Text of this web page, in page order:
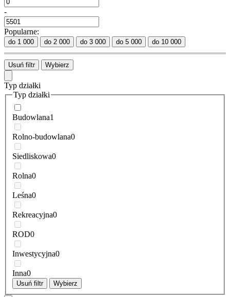
-
Popularne:
do 1 000 do 2 000 do 3 000 do 5 000 do 10 000
Usuń filtr Wybierz
Typ działki
Typ działki
Budowlana1
Rolno-budowlana0
Siedliskowa0
Rolna0
Leśna0
Rekreacyjna0
ROD0
Inwestycyjna0
Inna0
Usuń filtr Wybierz